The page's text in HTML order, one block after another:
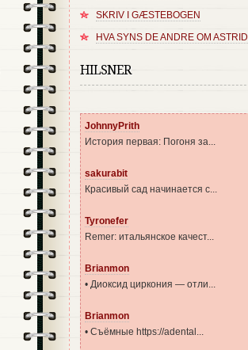
SKRIV I GÆSTEBOGEN
HVA SYNS DE ANDRE OM ASTRID
HILSNER
JohnnyPrith
История первая: Погоня за...
sakurabit
Красивый сад начинается с...
Tyronefer
Remer: итальянское качест...
Brianmon
• Диоксид циркония — отли...
Brianmon
• Съёмные https://adental...